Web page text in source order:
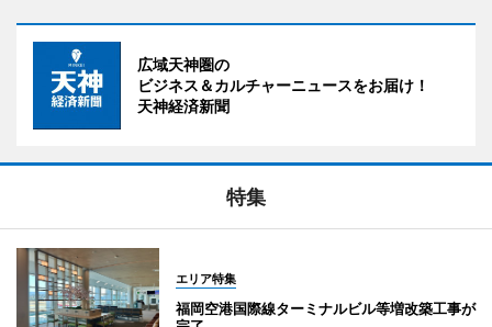
広域天神圏の
ビジネス＆カルチャーニュースをお届け！
天神経済新聞
特集
エリア特集
福岡空港国際線ターミナルビル等増改築工事が